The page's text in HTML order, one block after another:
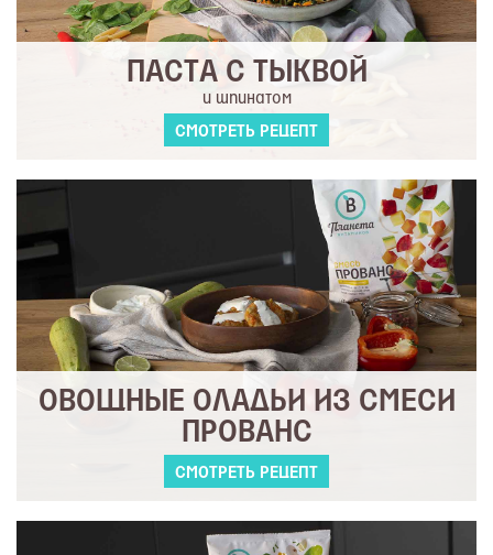
ПАСТА С ТЫКВОЙ
и шпинатом
СМОТРЕТЬ РЕЦЕПТ
ОВОЩНЫЕ ОЛАДЬИ ИЗ СМЕСИ
ПРОВАНС
СМОТРЕТЬ РЕЦЕПТ